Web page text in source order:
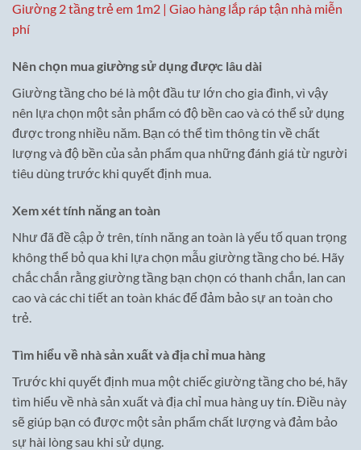
Giường 2 tầng trẻ em 1m2 | Giao hàng lắp ráp tận nhà miễn
phí
Nên chọn mua giường sử dụng được lâu dài
Giường tầng cho bé là một đầu tư lớn cho gia đình, vì vậy
nên lựa chọn một sản phẩm có độ bền cao và có thể sử dụng
được trong nhiều năm. Bạn có thể tìm thông tin về chất
lượng và độ bền của sản phẩm qua những đánh giá từ người
tiêu dùng trước khi quyết định mua.
Xem xét tính năng an toàn
Như đã đề cập ở trên, tính năng an toàn là yếu tố quan trọng
không thể bỏ qua khi lựa chọn mẫu giường tầng cho bé. Hãy
chắc chắn rằng giường tầng bạn chọn có thanh chắn, lan can
cao và các chi tiết an toàn khác để đảm bảo sự an toàn cho
trẻ.
Tìm hiểu về nhà sản xuất và địa chỉ mua hàng
Trước khi quyết định mua một chiếc giường tầng cho bé, hãy
tìm hiểu về nhà sản xuất và địa chỉ mua hàng uy tín. Điều này
sẽ giúp bạn có được một sản phẩm chất lượng và đảm bảo
sự hài lòng sau khi sử dụng.